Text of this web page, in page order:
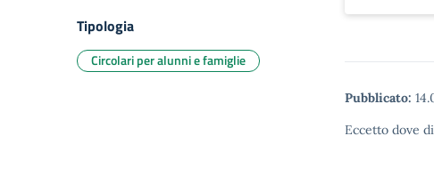
Pubblicato:
Eccetto dove
Tipologia
Circolari per alunni e famiglie